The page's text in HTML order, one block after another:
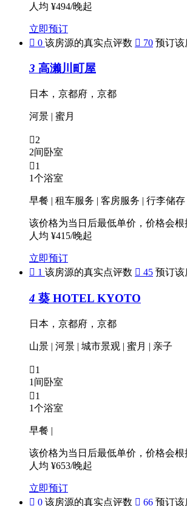
人均 ¥494/晚起
立即预订
 0 该房源的真实点评数  70 预订该
3 高濑川町屋
日本，京都府，京都
河景 | 蜜月
2
2间卧室
1
1个浴室
早餐 | 租车服务 | 客房服务 | 行李储存
该价格为当日后最低单价，价格会
人均 ¥415/晚起
立即预订
 1 该房源的真实点评数  45 预订该
4 葵 HOTEL KYOTO
日本，京都府，京都
山景 | 河景 | 城市景观 | 蜜月 | 亲子
1
1间卧室
1
1个浴室
早餐 |
该价格为当日后最低单价，价格会
人均 ¥653/晚起
立即预订
 0 该房源的真实点评数  66 预订该